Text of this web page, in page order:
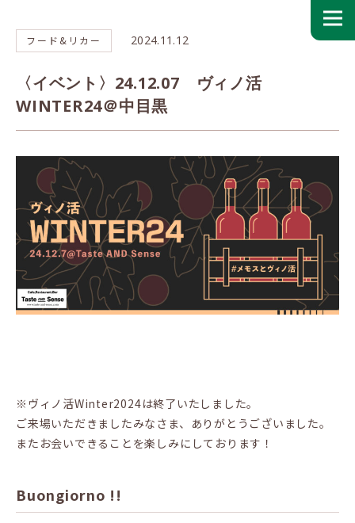
フード&リカー 2024.11.12
〈イベント〉24.12.07 ヴィノ活
WINTER24＠中目黒
※ヴィノ活Winter2024は終了いたしました。
ご来場いただきましたみなさま、ありがとうございました。
またお会いできることを楽しみにしております！
Buongiorno !!